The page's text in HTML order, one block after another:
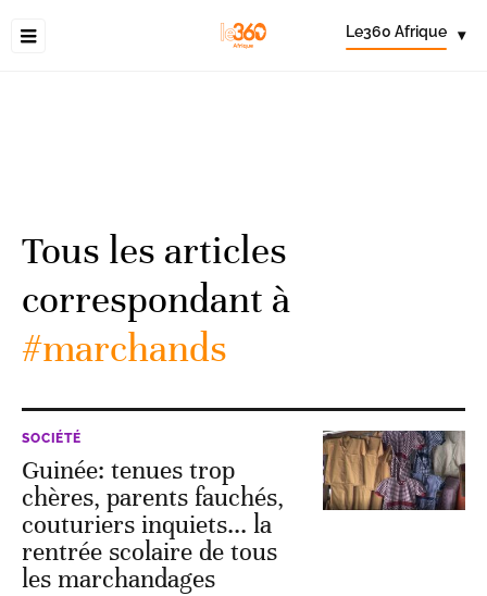
Le360 Afrique ▾
Tous les articles
correspondant à
#marchands
SOCIÉTÉ
Guinée: tenues trop
chères, parents fauchés,
couturiers inquiets... la
rentrée scolaire de tous
les marchandages